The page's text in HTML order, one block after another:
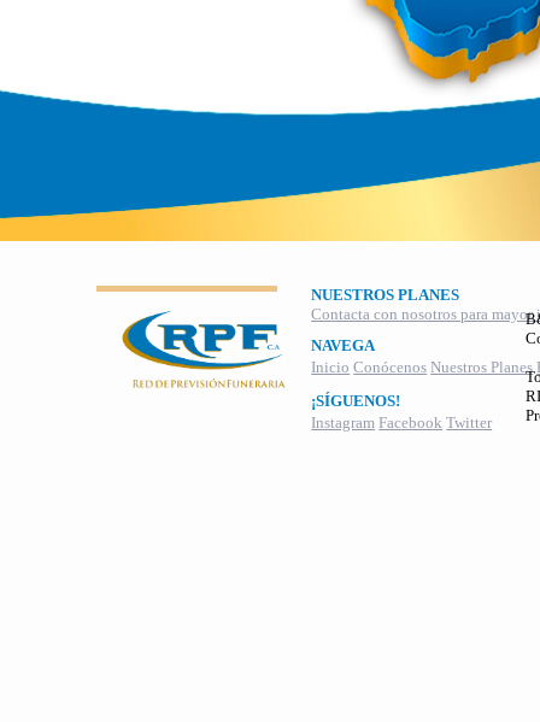
NUESTROS PLANES
Contacta con nosotros para
NAVEGA
Inicio Conócenos Nuestros Planes
¡SÍGUENOS!
Instagram Facebook Twitter